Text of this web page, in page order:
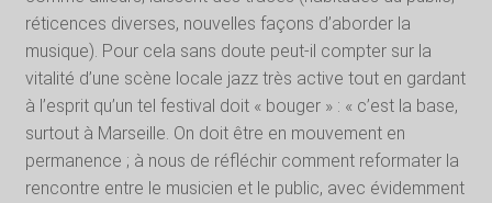
réticences diverses, nouvelles façons d’aborder la
musique). Pour cela sans doute peut-il compter sur la
vitalité d’une scène locale jazz très active tout en gardant
à l’esprit qu’un tel festival doit « bouger » : « c’est la base,
surtout à Marseille. On doit être en mouvement en
permanence ; à nous de réfléchir comment reformater la
rencontre entre le musicien et le public, avec évidemment